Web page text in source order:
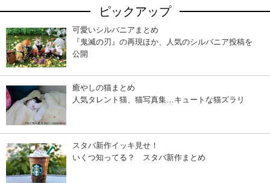
ピックアップ
可愛いシルバニアまとめ
『鬼滅の刃』の再現ほか、人気のシルバニア投稿を
公開
癒やしの猫まとめ
人気タレント猫、猫写真集…キュートな猫ズラリ
スタバ新作イッキ見せ！
いくつ知ってる？ スタバ新作まとめ